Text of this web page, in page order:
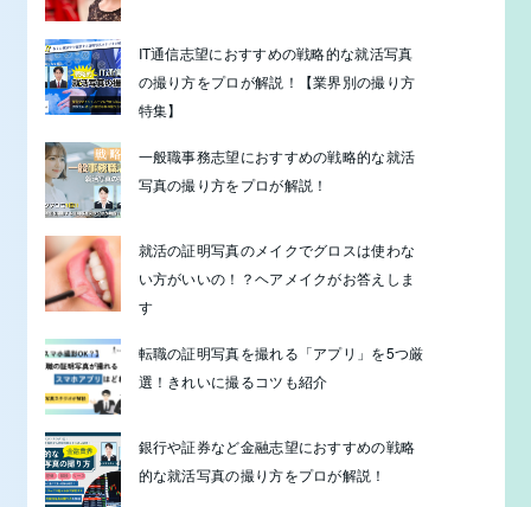
IT通信志望におすすめの戦略的な就活写真
の撮り方をプロが解説！【業界別の撮り方
特集】
一般職事務志望におすすめの戦略的な就活
写真の撮り方をプロが解説！
就活の証明写真のメイクでグロスは使わな
い方がいいの！？ヘアメイクがお答えしま
す
転職の証明写真を撮れる「アプリ」を5つ厳
選！きれいに撮るコツも紹介
銀行や証券など金融志望におすすめの戦略
的な就活写真の撮り方をプロが解説！